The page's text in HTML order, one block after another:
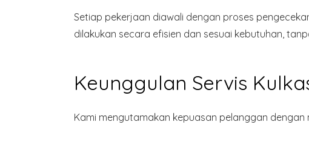
Setiap pekerjaan diawali dengan proses
dilakukan secara efisien dan sesuai kebutuhan,
Keunggulan Servis
Kami mengutamakan kepuasan pelanggan